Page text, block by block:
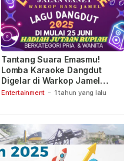
Entertainment - 1 tahun yang lalu
Tantang Suara Emasmu!
Lomba Karaoke Dangdut
Digelar di Warkop Jamel
Ganet